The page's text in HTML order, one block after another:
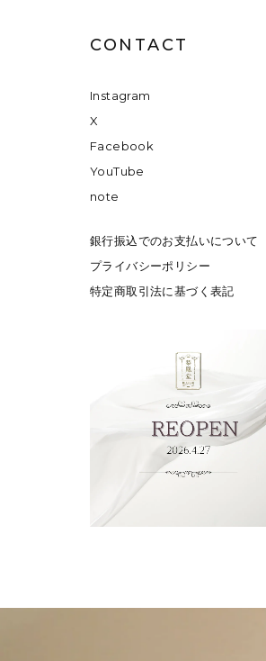
CONTACT
Instagram
X
Facebook
YouTube
note
銀行振込でのお支払いについて
プライバシーポリシー
特定商取引法に基づく表記